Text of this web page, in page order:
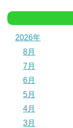
2026年
8月
7月
6月
5月
4月
3月